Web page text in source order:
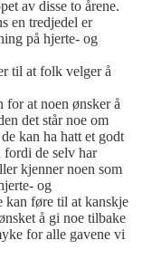
av disse to årene.
en tredjedel er
på hjerte- og
til at folk velger å
at noen ønsker å
det står noe om
kan ha hatt et godt
fordi de selv har
kjenner noen som
og
kan føre til at kanskje
å gi noe tilbake
for alle gavene vi